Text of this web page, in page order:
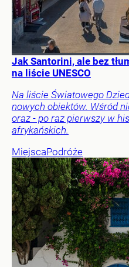
Jak Santorini, ale bez
na liście UNESCO
Na liście Światowego
nowych obiektów. Wśród
oraz - po raz pierwszy w
afrykańskich.
MiejscaPodróże